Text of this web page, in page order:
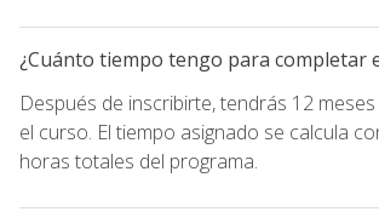
¿Cuánto tiempo tengo para completar
Después de inscribirte, tendrás 12
el curso. El tiempo asignado se calcula
horas totales del programa.